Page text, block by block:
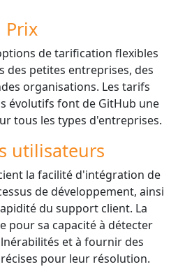
Prix
de tarification flexibles
des petites entreprises, des
organisations. Les tarifs
évolutifs font de GitHub une
tous les types d'entreprises.
utilisateurs
la facilité d'intégration de
de développement, ainsi
du support client. La
pour sa capacité à détecter
et à fournir des
pour leur résolution.